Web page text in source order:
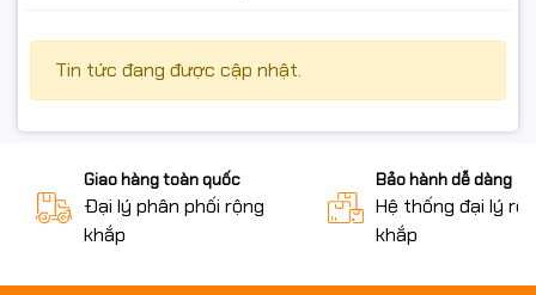
Tin tức đang được cập nhật.
Giao hàng toàn quốc
Đại lý phân phối rộng
khắp
Bảo hành dễ dàng
Hệ thống đại lý
khắp